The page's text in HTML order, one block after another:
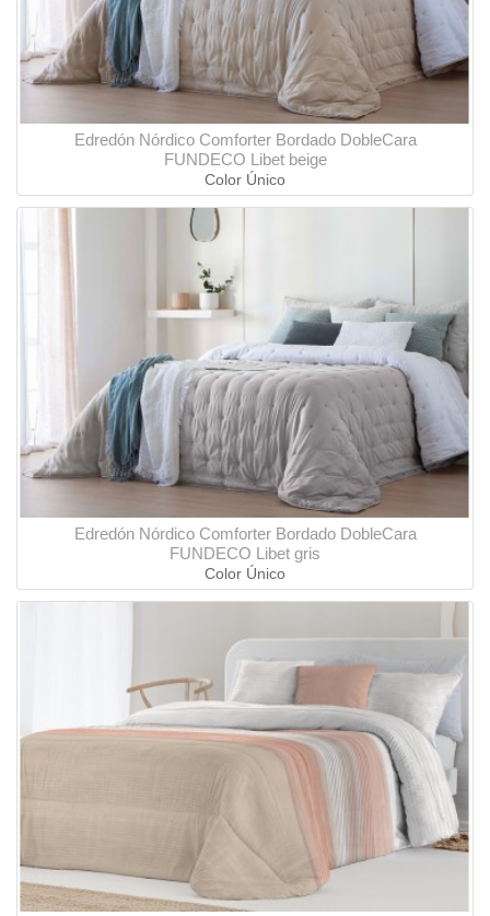
Edredón Nórdico Comforter Bordado DobleCara
FUNDECO Libet beige
Color Único
Edredón Nórdico Comforter Bordado DobleCara
FUNDECO Libet gris
Color Único